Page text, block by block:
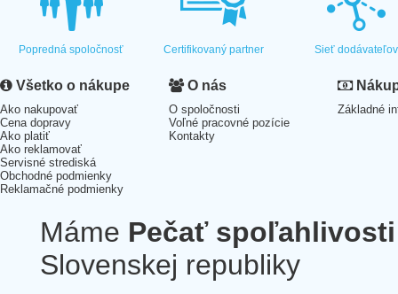
Popredná spoločnosť Certifikovaný partner Sieť dodávateľov
Všetko o nákupe
Ako nakupovať
Cena dopravy
Ako platiť
Ako reklamovať
Servisné strediská
Obchodné podmienky
Reklamačné podmienky
O nás
O spoločnosti
Voľné pracovné pozície
Kontakty
Základné
Máme Pečať spoľahlivosti
Slovenskej republiky